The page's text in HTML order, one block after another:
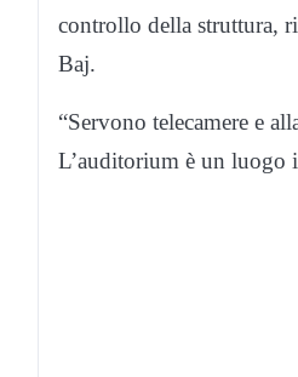
controllo della struttura,
Baj.
“Servono telecamere e
L’auditorium è un luogo